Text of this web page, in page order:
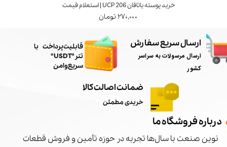
خرید پوسته یاتاقان UCP 206 | استعلام قیمت
۲۷۰,۰۰۰ تومان
ارسال سریع سفارش
ارسال مرسولات به سراسر
کشور
ضمانت اصالت کالا
خریدی مطمئن
درباره فروشگاه ما
نوین صنعت با سال‌ها تجربه در حوزه تأمین و فروش قطعات
​قابلیت پرداخت با
تتر"USDT"
سریع و امن